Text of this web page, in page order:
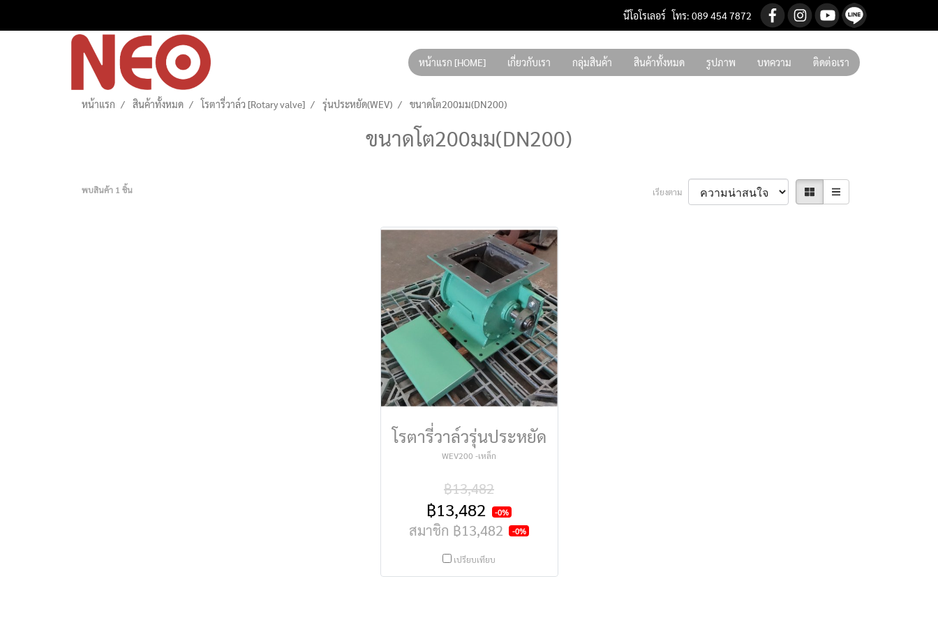
นีโอโรเลอร์ โทร: 089 454 7872
หน้าแรก [HOME] เกี่ยวกับเรา กลุ่มสินค้า สินค้าทั้งหมด รูปภาพ บทความ ติดต่อเรา
หน้าแรก สินค้าทั้งหมด โรตารี่วาล์ว [Rotary valve] รุ่นประหยัด(WEV) ขนาดโต200มม(DN200)
ขนาดโต200มม(DN200)
พบสินค้า 1 ชิ้น เรียงตาม
โรตารี่วาล์วรุ่นประหยัด
WEV200 -เหล็ก
฿13,482
฿13,482 -0%
สมาชิก ฿13,482 -0%
เปรียบเทียบ